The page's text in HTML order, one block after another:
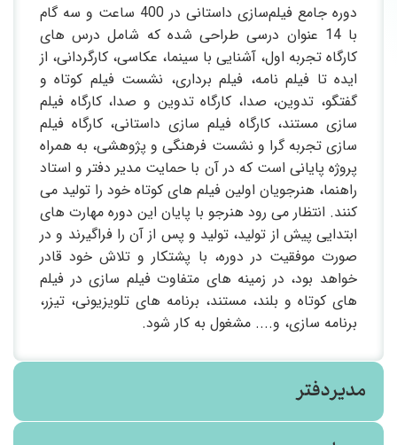
دوره جامع فیلم‌سازی داستانی در 400 ساعت و سه گام
با 14 عنوان درسی طراحی شده که شامل درس های
کارگاه تجربه اول، آشنایی با سینما، عکاسی، کارگردانی، از
ایده تا فیلم نامه، فیلم برداری، نشست فیلم کوتاه و
گفتگو، تدوین، صدا، کارگاه تدوین و صدا، کارگاه فیلم
سازی مستند، کارگاه فیلم سازی داستانی، کارگاه فیلم
سازی تجربه گرا و نشست فرهنگی و پژوهشی، به همراه
پروژه پایانی است که در آن با حمایت مدیر دفتر و استاد
راهنما، هنرجویان اولین فیلم های کوتاه خود را تولید می
کنند. انتظار می رود هنرجو با پایان این دوره مهارت های
ابتدایی پیش از تولید، تولید و پس از آن را فراگیرند و در
صورت موفقیت در دوره، با پشتکار و تلاش خود قادر
خواهد بود، در زمینه های متفاوت فیلم سازی در فیلم
های کوتاه و بلند، مستند، برنامه های تلویزیونی، تیزر،
برنامه سازی، و.... مشغول به کار شود.
مدیر دفتر